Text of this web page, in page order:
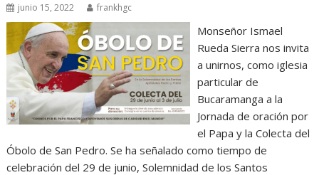
junio 15, 2022 frankhgc
Monseñor Ismael
Rueda Sierra nos invita
a unirnos, como iglesia
particular de
Bucaramanga a la
Jornada de oración por
el Papa y la Colecta del
Óbolo de San Pedro. Se ha señalado como tiempo de
celebración del 29 de junio, Solemnidad de los Santos